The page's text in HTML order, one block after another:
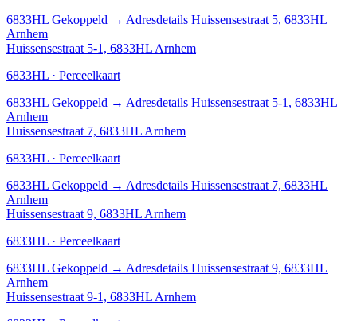
6833HL Gekoppeld → Adresdetails Huissensestraat 5, 6833HL
Arnhem
Huissensestraat 5-1, 6833HL Arnhem
6833HL · Perceelkaart
6833HL Gekoppeld → Adresdetails Huissensestraat 5-1, 6833HL
Arnhem
Huissensestraat 7, 6833HL Arnhem
6833HL · Perceelkaart
6833HL Gekoppeld → Adresdetails Huissensestraat 7, 6833HL
Arnhem
Huissensestraat 9, 6833HL Arnhem
6833HL · Perceelkaart
6833HL Gekoppeld → Adresdetails Huissensestraat 9, 6833HL
Arnhem
Huissensestraat 9-1, 6833HL Arnhem